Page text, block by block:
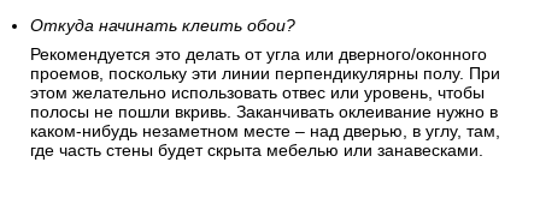
Откуда начинать клеить обои?
Рекомендуется это делать от угла или дверного/оконного
проемов, поскольку эти линии перпендикулярны полу. При
этом желательно использовать отвес или уровень, чтобы
полосы не пошли вкривь. Заканчивать оклеивание нужно в
каком-нибудь незаметном месте – над дверью, в углу, там,
где часть стены будет скрыта мебелью или занавесками.